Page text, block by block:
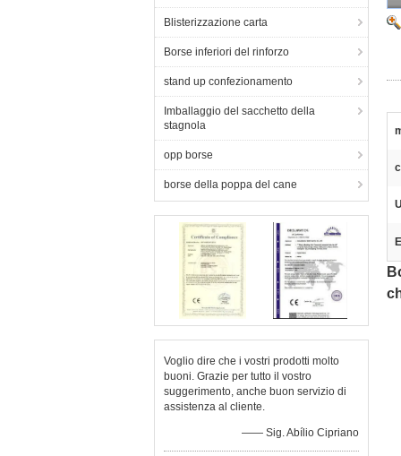
Blisterizzazione carta
Borse inferiori del rinforzo
stand up confezionamento
Imballaggio del sacchetto della
stagnola
opp borse
borse della poppa del cane
Voglio dire che i vostri prodotti molto
buoni. Grazie per tutto il vostro
suggerimento, anche buon servizio di
assistenza al cliente.
—— Sig. Abílio Cipriano